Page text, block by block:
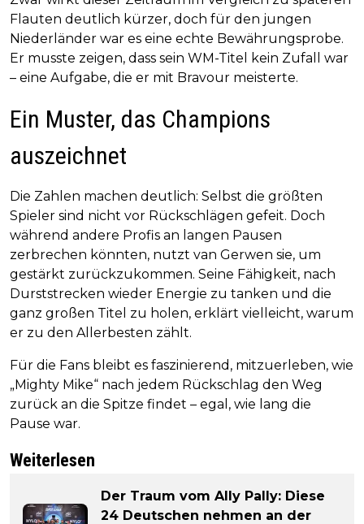
Flauten deutlich kürzer, doch für den jungen
Niederländer war es eine echte Bewährungsprobe.
Er musste zeigen, dass sein WM-Titel kein Zufall war
– eine Aufgabe, die er mit Bravour meisterte.
Ein Muster, das Champions
auszeichnet
Die Zahlen machen deutlich: Selbst die größten
Spieler sind nicht vor Rückschlägen gefeit. Doch
während andere Profis an langen Pausen
zerbrechen könnten, nutzt van Gerwen sie, um
gestärkt zurückzukommen. Seine Fähigkeit, nach
Durststrecken wieder Energie zu tanken und die
ganz großen Titel zu holen, erklärt vielleicht, warum
er zu den Allerbesten zählt.
Für die Fans bleibt es faszinierend, mitzuerleben, wie
„Mighty Mike“ nach jedem Rückschlag den Weg
zurück an die Spitze findet – egal, wie lang die
Pause war.
Weiterlesen
Der Traum vom Ally Pally: Diese
24 Deutschen nehmen an der